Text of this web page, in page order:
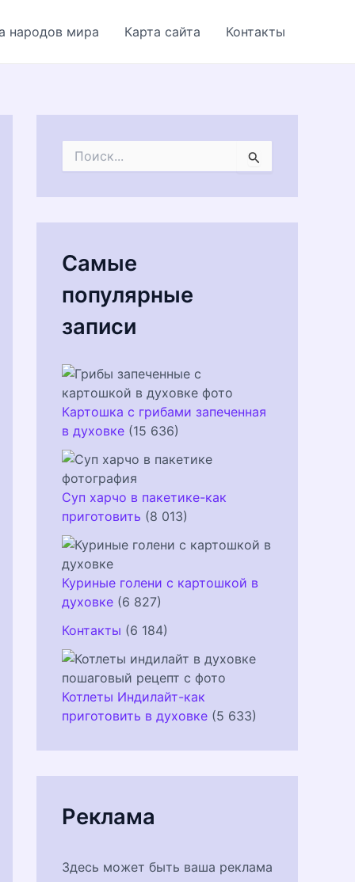
народов мира Карта сайта Контакты
с
:
Самые
популярные
записи
Картошка с грибами запеченная
в духовке (15 636)
Суп харчо в пакетике-как
приготовить (8 013)
Куриные голени с картошкой в
духовке (6 827)
Контакты (6 184)
Котлеты Индилайт-как
приготовить в духовке (5 633)
Реклама
Здесь может быть ваша реклама